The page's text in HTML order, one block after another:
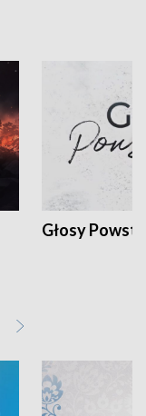
Głosy